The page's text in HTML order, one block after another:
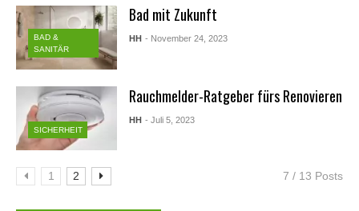
BAD &
SANITÄR
Bad mit Zukunft
HH - November 24, 2023
SICHERHEIT
Rauchmelder-Ratgeber fürs Renovieren
HH - Juli 5, 2023
1 2 7 / 13 Posts